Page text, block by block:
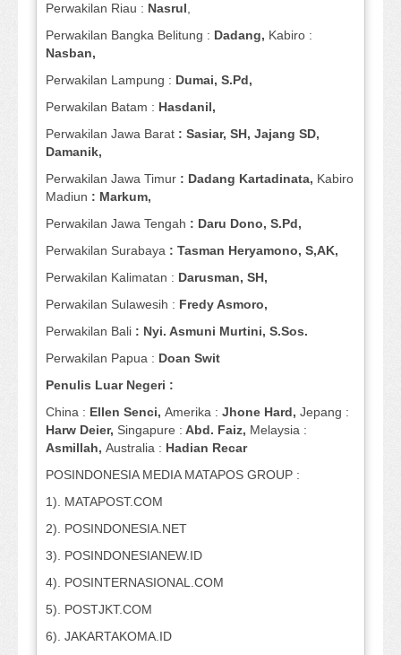
Perwakilan Riau : Nasrul,
Perwakilan Bangka Belitung : Dadang, Kabiro :
Nasban,
Perwakilan Lampung : Dumai, S.Pd,
Perwakilan Batam : Hasdanil,
Perwakilan Jawa Barat : Sasiar, SH, Jajang SD,
Damanik,
Perwakilan Jawa Timur : Dadang Kartadinata, Kabiro
Madiun : Markum,
Perwakilan Jawa Tengah : Daru Dono, S.Pd,
Perwakilan Surabaya : Tasman Heryamono, S,AK,
Perwakilan Kalimatan : Darusman, SH,
Perwakilan Sulawesih : Fredy Asmoro,
Perwakilan Bali : Nyi. Asmuni Murtini, S.Sos.
Perwakilan Papua : Doan Swit
Penulis Luar Negeri :
China : Ellen Senci, Amerika : Jhone Hard, Jepang :
Harw Deier, Singapure : Abd. Faiz, Melaysia :
Asmillah, Australia : Hadian Recar
POSINDONESIA MEDIA MATAPOS GROUP :
1). MATAPOST.COM
2). POSINDONESIA.NET
3). POSINDONESIANEW.ID
4). POSINTERNASIONAL.COM
5). POSTJKT.COM
6). JAKARTAKOMA.ID